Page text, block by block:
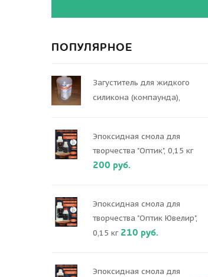
ПОПУЛЯРНОЕ
Загуститель для жидкого
силикона (компаунда),
Эпоксидная смола для
творчества "Оптик", 0,15 кг
200 руб.
Эпоксидная смола для
творчества "Оптик Ювелир",
0,15 кг 210 руб.
Эпоксидная смола для